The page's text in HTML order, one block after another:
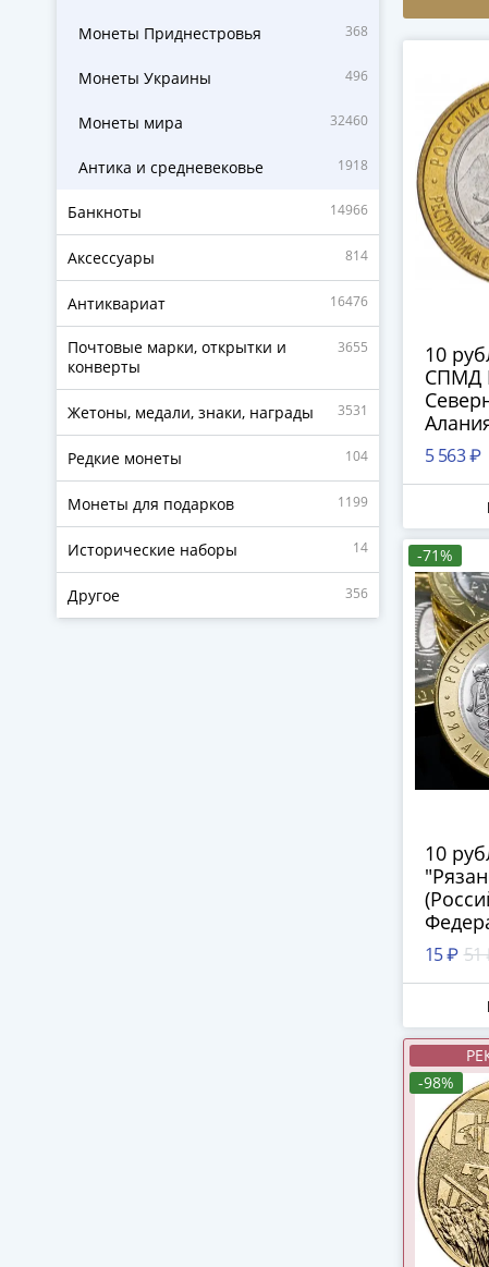
Монеты Приднестровья 368
Монеты Украины 496
Монеты мира 32460
Антика и средневековье 1918
Банкноты 14966
Аксессуары 814
Антиквариат 16476
Почтовые марки, открытки и
конверты
3655
Жетоны, медали, знаки, награды 3531
Редкие монеты 104
Монеты для подарков 1199
Исторические наборы 14
Другое 356
10
СПМД
5 563 ₽
-71%
10
15 ₽ 51
-98%